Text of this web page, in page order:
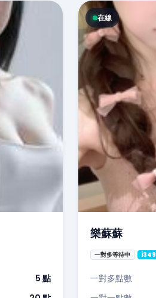
5 點
在線
樂蘇蘇
一對多等待中 i349
一對多點數